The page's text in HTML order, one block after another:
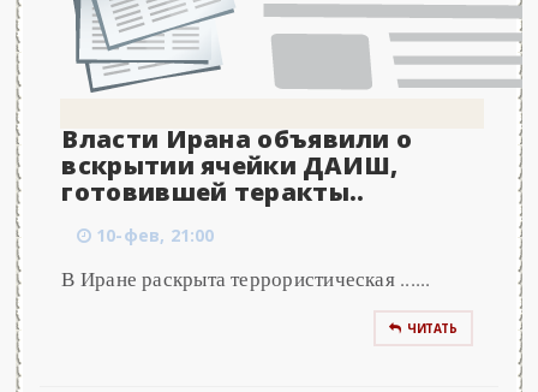
Власти Ирана объявили о
вскрытии ячейки ДАИШ,
готовившей теракты..
10-фев, 21:00
В Иране раскрыта террористическая ......
ЧИТАТЬ